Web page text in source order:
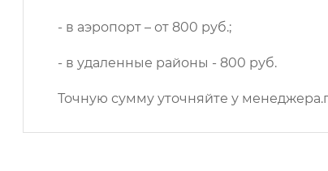
- в аэропорт – от 800 руб.;
- в удаленные районы - 800 руб.
Точную сумму уточняйте у